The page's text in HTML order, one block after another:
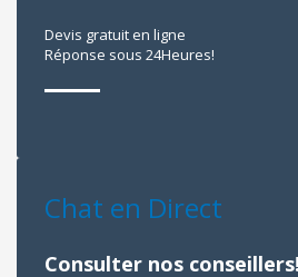
Devis gratuit en ligne
Réponse sous 24Heures!
Chat en Direct
Consulter nos conseillers!